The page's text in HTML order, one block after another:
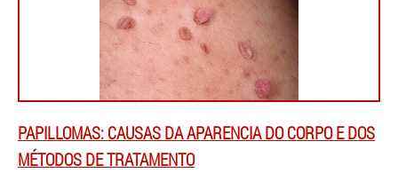
PAPILLOMAS: CAUSAS DA APARENCIA DO CORPO E DOS
MÉTODOS DE TRATAMENTO